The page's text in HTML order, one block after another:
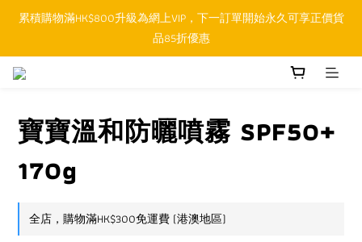
順豐香港SFHK APP取件通知功能將取代SMS短訊
累積購物滿HK$800升級為網上VIP，下一訂單開始永久可享正價貨
品85折優惠
順豐香港SFHK APP取件通知功能將取代SMS短訊
寶寶溫和防曬噴霧 SPF50+
170g
全店，購物滿HK$300免運費 (港澳地區)